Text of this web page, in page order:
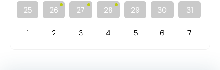
25 26 27 28 29 30 31
1 2 3 4 5 6 7